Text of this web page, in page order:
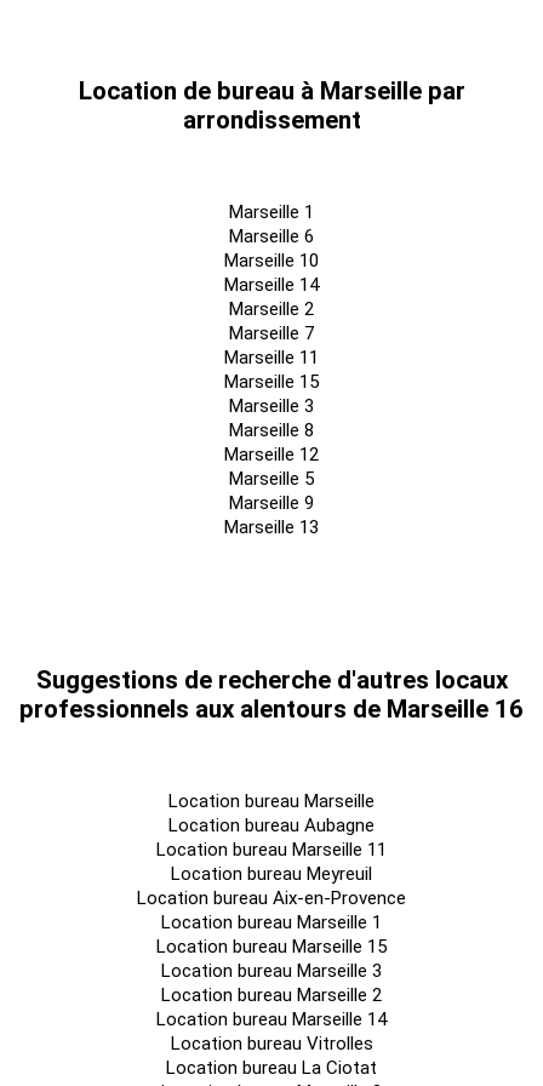
Accessibilité:
SNCF Gare TER L'Estaque à 20 min à pied
Accès routier Autoroutes A55 et A7
Les informations sur les risques auxquels ce bien est exposé
sont disponibles sur le site Géorisques :
Emplacement(s) de Parking: 10 places
Location de bureau à Marseille par
arrondissement
Marseille 1
Marseille 6
Marseille 10
Marseille 14
Marseille 2
Marseille 7
Marseille 11
Marseille 15
Marseille 3
Marseille 8
Marseille 12
Marseille 5
Marseille 9
Marseille 13
Suggestions de recherche d'autres locaux
professionnels aux alentours de Marseille 16
Location bureau Marseille
Location bureau Aubagne
Location bureau Marseille 11
Location bureau Meyreuil
Location bureau Aix-en-Provence
Location bureau Marseille 1
Location bureau Marseille 15
Location bureau Marseille 3
Location bureau Marseille 2
Location bureau Marseille 14
Location bureau Vitrolles
Location bureau La Ciotat